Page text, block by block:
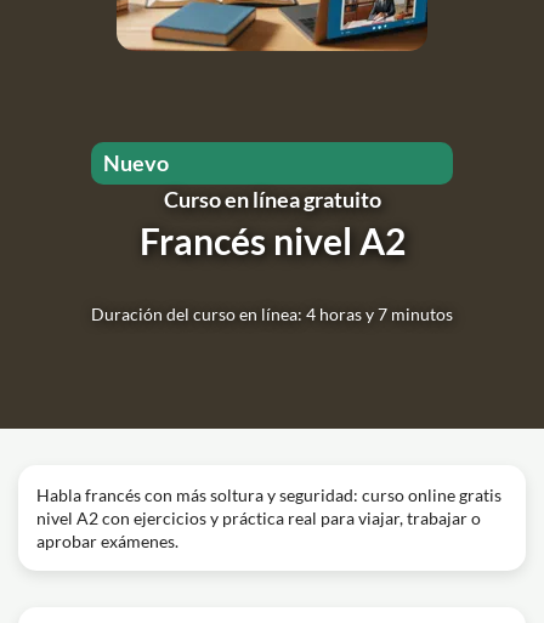
Curso en línea gratuito
Francés nivel A2
Duración del curso en línea: 4 horas y 7 minutos
Nuevo
Habla francés con más soltura y seguridad: curso online gratis
nivel A2 con ejercicios y práctica real para viajar, trabajar o
aprobar exámenes.